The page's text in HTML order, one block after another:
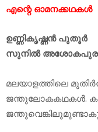
എന്റെ ഓമനക്കഥകൾ
ഉണ്ണികൃഷ്ണൻ പുതൂർ
സുനിൽ
മലയാളത്തിലെ
ജന്തുലോകകഥകൾ.